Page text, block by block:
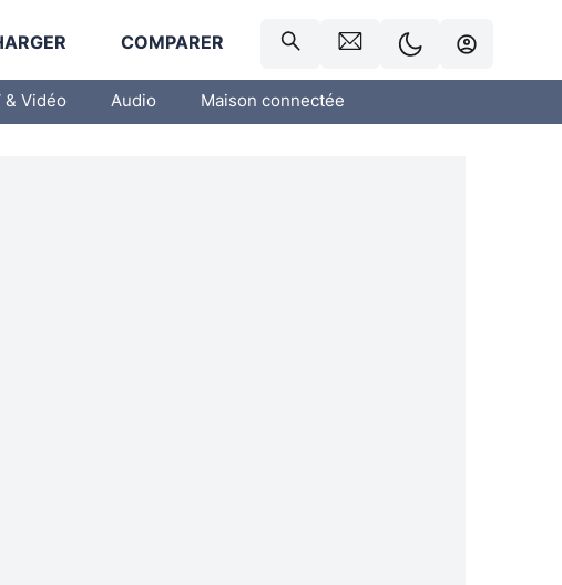
COMPARER
& Vidéo Audio Maison connectée